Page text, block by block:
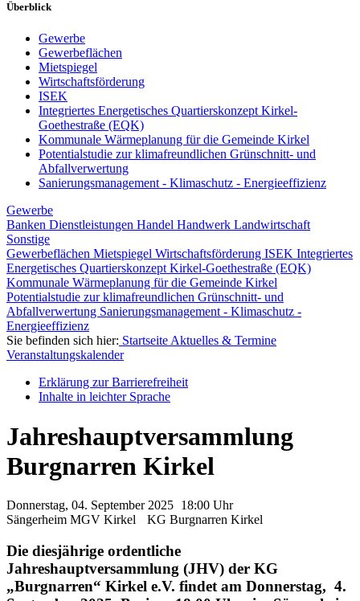
Überblick
Gewerbe
Gewerbeflächen
Mietspiegel
Wirtschaftsförderung
ISEK
Integriertes Energetisches Quartierskonzept Kirkel-
Goethestraße (EQK)
Kommunale Wärmeplanung für die Gemeinde Kirkel
Potentialstudie zur klimafreundlichen Grünschnitt- und
Abfallverwertung
Sanierungsmanagement - Klimaschutz - Energieeffizienz
Gewerbe
Banken Dienstleistungen Handel Handwerk Landwirtschaft
Sonstige
Gewerbeflächen Mietspiegel Wirtschaftsförderung ISEK Integriertes
Energetisches Quartierskonzept Kirkel-Goethestraße (EQK)
Kommunale Wärmeplanung für die Gemeinde Kirkel
Potentialstudie zur klimafreundlichen Grünschnitt- und
Abfallverwertung Sanierungsmanagement - Klimaschutz -
Energieeffizienz
Sie befinden sich hier: Startseite Aktuelles & Termine
Veranstaltungskalender
Erklärung zur Barrierefreiheit
Inhalte in leichter Sprache
Jahreshauptversammlung
Burgnarren Kirkel
Donnerstag, 04. September 2025 18:00 Uhr
Sängerheim MGV Kirkel
KG Burgnarren Kirkel
Die diesjährige ordentliche
Jahreshauptversammlung (JHV) der KG
„Burgnarren“ Kirkel e.V. findet am Donnerstag, 4.